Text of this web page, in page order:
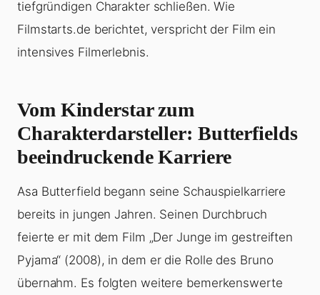
tiefgründigen Charakter schließen. Wie
Filmstarts.de berichtet, verspricht der Film ein
intensives Filmerlebnis.
Vom Kinderstar zum
Charakterdarsteller: Butterfields
beeindruckende Karriere
Asa Butterfield begann seine Schauspielkarriere
bereits in jungen Jahren. Seinen Durchbruch
feierte er mit dem Film „Der Junge im gestreiften
Pyjama“ (2008), in dem er die Rolle des Bruno
übernahm. Es folgten weitere bemerkenswerte